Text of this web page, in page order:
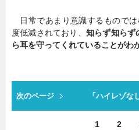
日常であまり意識するもので
度低減されており、 知らず知ら
ら耳を守ってくれていることがわ
次のページ 「ハイレゾな
1 2